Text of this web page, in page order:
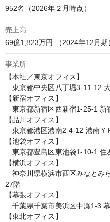
952名（2026年２月時点）
売上高
69億1,823万円 （2024年12月期
事業所
【本社／東京オフィス】
東京都中央区八丁堀3‑11‑12
【新宿オフィス】
東京都新宿区西新宿1-25-1 新
【品川オフィス】
東京都港区港南2-4-12 港南Ｙ
【池袋オフィス】
東京都豊島区東池袋1-10-1 住
【横浜オフィス】
神奈川県横浜市西区みなとみ
27階
【幕張オフィス】
千葉県千葉市美浜区中瀬1-3
【東北オフィス】